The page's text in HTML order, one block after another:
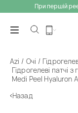
При першій
Azi Очі
Гідрогелеві патчі
Medi Peel Hyaluron
Назад